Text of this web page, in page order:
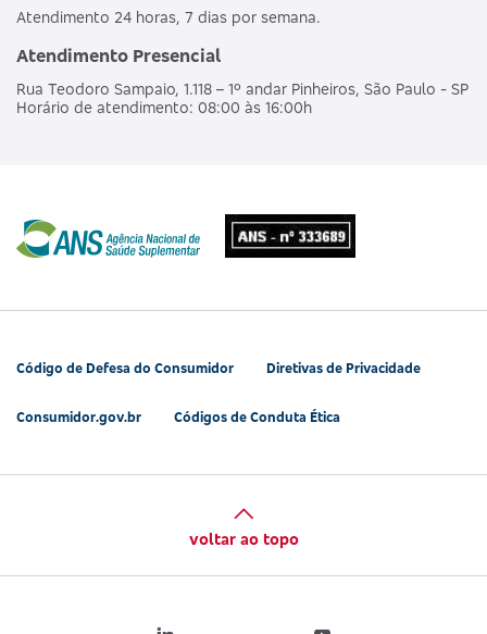
Atendimento 24 horas, 7 dias por semana.
Atendimento Presencial
Rua Teodoro Sampaio, 1.118 – 1º andar Pinheiros, São Paulo - SP
Horário de atendimento: 08:00 às 16:00h
Código de Defesa do Consumidor Diretivas de Privacidade
Consumidor.gov.br Códigos de Conduta Ética
voltar ao topo